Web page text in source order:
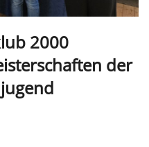
2000
der